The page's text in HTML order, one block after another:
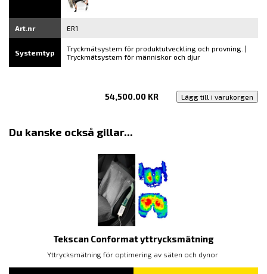
Art.nr ER1
Systemtyp
Tryckmätsystem för produktutveckling och provning. |
Tryckmätsystem för människor och djur
54,500.00 KR Lägg till i varukorgen
Du kanske också gillar...
Tekscan Conformat yttrycksmätning
Yttrycksmätning för optimering av säten och dynor